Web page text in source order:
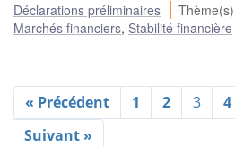
Déclarations préliminaires
Thème(s)
Marchés financiers, Stabilité financière
« Précédent 1 2 3 4
Suivant »